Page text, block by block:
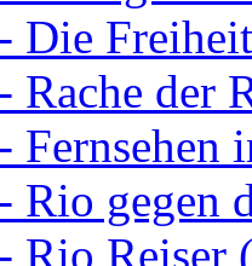
Die
Rache der
Fernsehen
Rio gegen
Rio Reiser